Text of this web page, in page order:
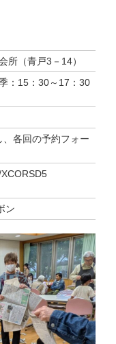
所（青戸3－14）
：15：30～17：30
各回の予約フォー
XCORSD5
ン